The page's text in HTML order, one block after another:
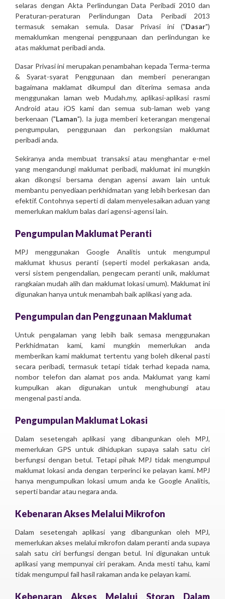
selaras dengan Akta Perlindungan Data Peribadi 2010 dan
Peraturan-peraturan Perlindungan Data Peribadi 2013
termasuk semakan semula. Dasar Privasi ini ("Dasar")
memaklumkan mengenai penggunaan dan perlindungan ke
atas maklumat peribadi anda.
Dasar Privasi ini merupakan penambahan kepada Terma-terma
& Syarat-syarat Penggunaan dan memberi penerangan
bagaimana maklamat dikumpul dan diterima semasa anda
menggunakan laman web Mudah.my, aplikasi-aplikasi rasmi
Android atau iOS kami dan semua sub-laman web yang
berkenaan ("Laman"). Ia juga memberi keterangan mengenai
pengumpulan, penggunaan dan perkongsian maklumat
peribadi anda.
Sekiranya anda membuat transaksi atau menghantar e-mel
yang mengandungi maklumat peribadi, maklumat ini mungkin
akan dikongsi bersama dengan agensi awam lain untuk
membantu penyediaan perkhidmatan yang lebih berkesan dan
efektif. Contohnya seperti di dalam menyelesaikan aduan yang
memerlukan maklum balas dari agensi-agensi lain.
Pengumpulan Maklumat Peranti
MPJ menggunakan Google Analitis untuk mengumpul
maklumat khusus peranti (seperti model perkakasan anda,
versi sistem pengendalian, pengecam peranti unik, maklumat
rangkaian mudah alih dan maklumat lokasi umum). Maklumat ini
digunakan hanya untuk menambah baik aplikasi yang ada.
Pengumpulan dan Penggunaan Maklumat
Untuk pengalaman yang lebih baik semasa menggunakan
Perkhidmatan kami, kami mungkin memerlukan anda
memberikan kami maklumat tertentu yang boleh dikenal pasti
secara peribadi, termasuk tetapi tidak terhad kepada nama,
nombor telefon dan alamat pos anda. Maklumat yang kami
kumpulkan akan digunakan untuk menghubungi atau
mengenal pasti anda.
Pengumpulan Maklumat Lokasi
Dalam sesetengah aplikasi yang dibangunkan oleh MPJ,
memerlukan GPS untuk dihidupkan supaya salah satu ciri
berfungsi dengan betul. Tetapi pihak MPJ tidak mengumpul
maklumat lokasi anda dengan terperinci ke pelayan kami. MPJ
hanya mengumpulkan lokasi umum anda ke Google Analitis,
seperti bandar atau negara anda.
Kebenaran Akses Melalui Mikrofon
Dalam sesetengah aplikasi yang dibangunkan oleh MPJ,
memerlukan akses melalui mikrofon dalam peranti anda supaya
salah satu ciri berfungsi dengan betul. Ini digunakan untuk
aplikasi yang mempunyai ciri perakam. Anda mesti tahu, kami
tidak mengumpul fail hasil rakaman anda ke pelayan kami.
Kebenaran Akses Melalui Storan Dalam